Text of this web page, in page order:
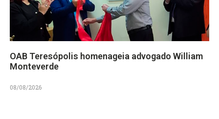
OAB Teresópolis homenageia advogado William
Monteverde
08/08/2026